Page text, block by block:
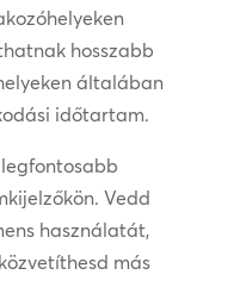
hosszabb
általában
időtartam.
Vedd
használatát,
más